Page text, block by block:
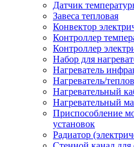
Датчик
Завеса тепловая
Конвектор
Контроллер
Контроллер
Набор для
Нагреватель
Нагреватель/
Нагревательный
Нагревательный
Приспособление
установок
Радиатор